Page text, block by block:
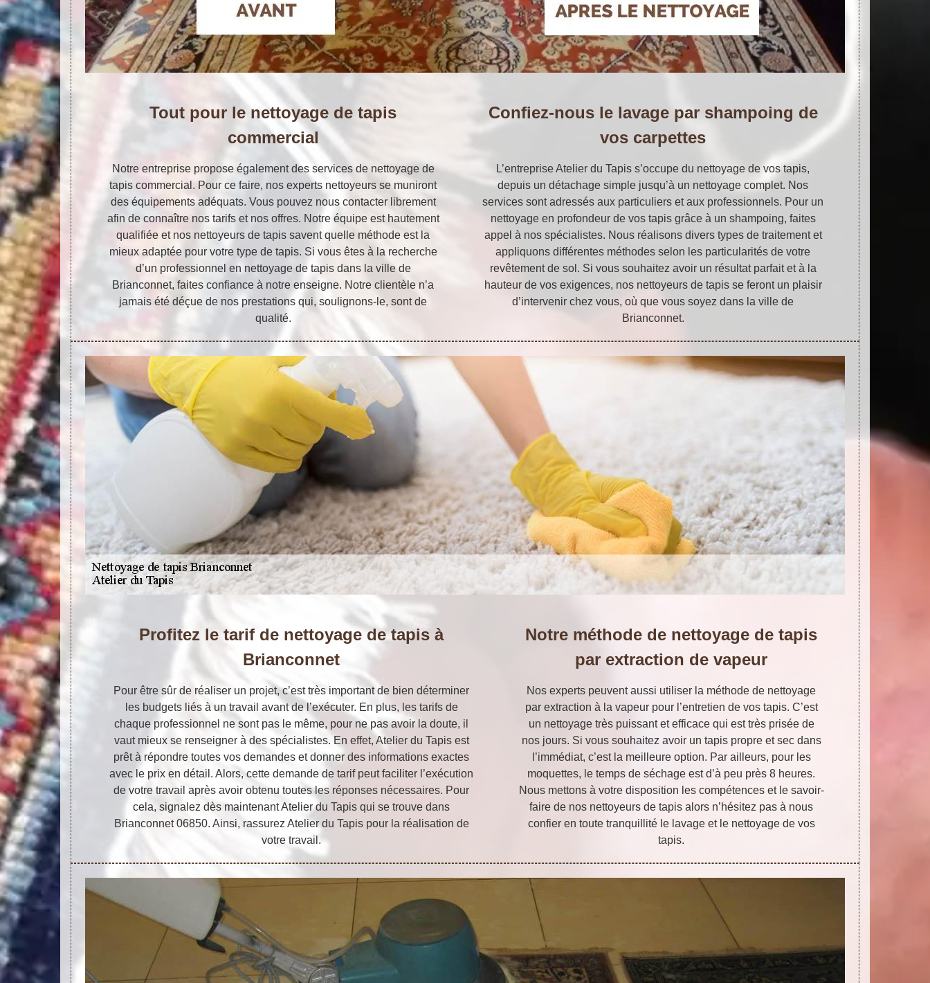
Tout pour le nettoyage de tapis
commercial
Notre entreprise propose également des services de nettoyage de
tapis commercial. Pour ce faire, nos experts nettoyeurs se muniront
des équipements adéquats. Vous pouvez nous contacter librement
afin de connaître nos tarifs et nos offres. Notre équipe est hautement
qualifiée et nos nettoyeurs de tapis savent quelle méthode est la
mieux adaptée pour votre type de tapis. Si vous êtes à la recherche
d’un professionnel en nettoyage de tapis dans la ville de
Brianconnet, faites confiance à notre enseigne. Notre clientèle n’a
jamais été déçue de nos prestations qui, soulignons-le, sont de
qualité.
Confiez-nous le lavage par shampoing de
vos carpettes
L’entreprise Atelier du Tapis s’occupe du nettoyage de vos tapis,
depuis un détachage simple jusqu’à un nettoyage complet. Nos
services sont adressés aux particuliers et aux professionnels. Pour un
nettoyage en profondeur de vos tapis grâce à un shampoing, faites
appel à nos spécialistes. Nous réalisons divers types de traitement et
appliquons différentes méthodes selon les particularités de votre
revêtement de sol. Si vous souhaitez avoir un résultat parfait et à la
hauteur de vos exigences, nos nettoyeurs de tapis se feront un plaisir
d’intervenir chez vous, où que vous soyez dans la ville de
Brianconnet.
Profitez le tarif de nettoyage de tapis à
Brianconnet
Pour être sûr de réaliser un projet, c’est très important de bien déterminer
les budgets liés à un travail avant de l’exécuter. En plus, les tarifs de
chaque professionnel ne sont pas le même, pour ne pas avoir la doute, il
vaut mieux se renseigner à des spécialistes. En effet, Atelier du Tapis est
prêt à répondre toutes vos demandes et donner des informations exactes
avec le prix en détail. Alors, cette demande de tarif peut faciliter l’exécution
de votre travail après avoir obtenu toutes les réponses nécessaires. Pour
cela, signalez dès maintenant Atelier du Tapis qui se trouve dans
Brianconnet 06850. Ainsi, rassurez Atelier du Tapis pour la réalisation de
votre travail.
Notre méthode de nettoyage de tapis
par extraction de vapeur
Nos experts peuvent aussi utiliser la méthode de nettoyage
par extraction à la vapeur pour l’entretien de vos tapis. C’est
un nettoyage très puissant et efficace qui est très prisée de
nos jours. Si vous souhaitez avoir un tapis propre et sec dans
l’immédiat, c’est la meilleure option. Par ailleurs, pour les
moquettes, le temps de séchage est d’à peu près 8 heures.
Nous mettons à votre disposition les compétences et le savoir-
faire de nos nettoyeurs de tapis alors n’hésitez pas à nous
confier en toute tranquillité le lavage et le nettoyage de vos
tapis.